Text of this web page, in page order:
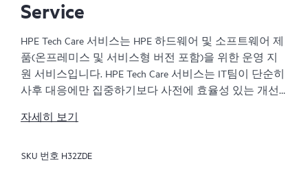
Service
HPE Tech Care 서비스는 HPE 하드웨어 및 소프트웨어 제
품(온프레미스 및 서비스형 버전 포함)을 위한 운영 지
원 서비스입니다. HPE Tech Care 서비스는 IT팀이 단순히
사후 대응에만 집중하기보다 사전에 효율성 있는 개선
줍니다.
HPE Tech Care 서비스는 고객이 위험을 줄이는 것뿐만 아
자세히 보기
SKU 번호 H32ZDE